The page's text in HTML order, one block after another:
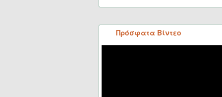
Πρόσφατα Βίντεο